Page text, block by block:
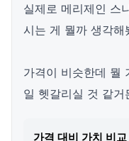
실제로 메리제인 스
시는 게 뭘까 생각해
가격이 비슷한데 뭘
일 헷갈리실 것 같거
가격 대비 가치 비교